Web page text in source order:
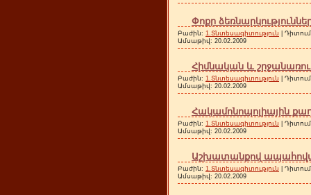
Փոքր
Բաժին: 1.Տնտեսագիտություն |
Ամսաթիվ: 20.02.2009
Հիմնական և
Բաժին: 1.Տնտեսագիտություն |
Ամսաթիվ: 20.02.2009
Հակամոնոպոլիային
Բաժին: 1.Տնտեսագիտություն |
Ամսաթիվ: 20.02.2009
Աշխատանքով
Բաժին: 1.Տնտեսագիտություն |
Ամսաթիվ: 20.02.2009